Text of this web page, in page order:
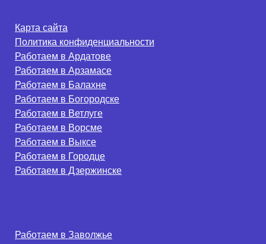
Карта сайта
Политика конфиденциальности
Работаем в Ардатове
Работаем в Арзамасе
Работаем в Балахне
Работаем в Богородске
Работаем в Ветлуге
Работаем в Ворсме
Работаем в Выксе
Работаем в Городце
Работаем в Дзержинске
Работаем в Заволжье